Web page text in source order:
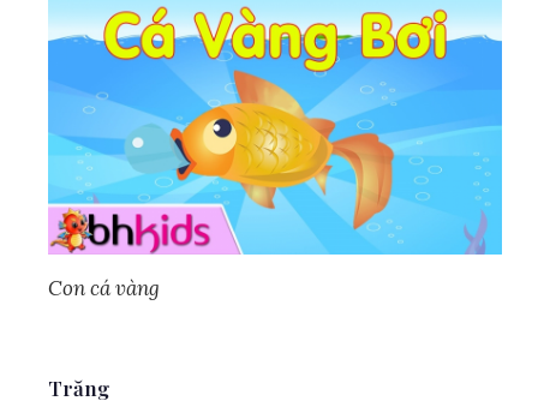
Con cá vàng
Trăng